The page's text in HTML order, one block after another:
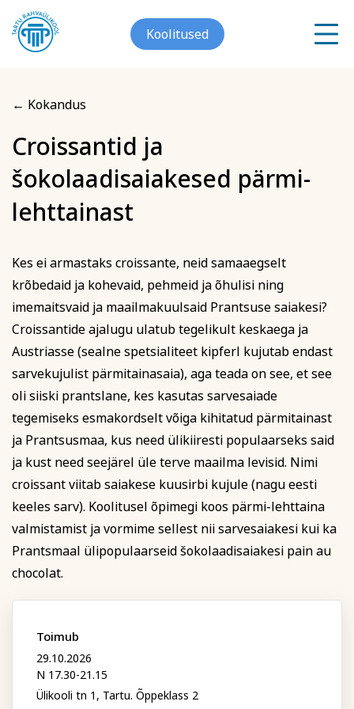
Koolitused
Arvuti ja töö
Kunst
Psühholoogia ja
eneseareng
Tekstiil ja käsitöö Tervis ja ilu
Meist
Galerii
Blogi
Projektid
Grupitellimused
ENG RUS
Facebook Instagram
← Kokandus
Croissantid ja
šokolaadisaiakesed pärmi-
lehttainast
Kes ei armastaks croissante, neid samaaegselt
krõbedaid ja kohevaid, pehmeid ja õhulisi ning
imemaitsvaid ja maailmakuulsaid Prantsuse saiakesi?
Croissantide ajalugu ulatub tegelikult keskaega ja
Austriasse (sealne spetsialiteet kipferl kujutab endast
sarvekujulist pärmitainasaia), aga teada on see, et see
oli siiski prantslane, kes kasutas sarvesaiade
tegemiseks esmakordselt võiga kihitatud pärmitainast
ja Prantsusmaa, kus need ülikiiresti populaarseks said
ja kust need seejärel üle terve maailma levisid. Nimi
croissant viitab saiakese kuusirbi kujule (nagu eesti
keeles sarv). Koolitusel õpimegi koos pärmi-lehttaina
valmistamist ja vormime sellest nii sarvesaiakesi kui ka
Prantsmaal ülipopulaarseid šokolaadisaiakesi pain au
chocolat.
Toimub
29.10.2026
N 17.30-21.15
Ülikooli tn 1, Tartu. Õppeklass 2
Registreerin koolitusele
Croissantid ja
šokolaadisaiakesed pärmi-
lehttainast
Eesnimi
Perenimi
Telefon
E-posti aadress
Sisesta osaleja isikukood, et vältida segadust
nimekaimudega.